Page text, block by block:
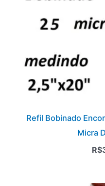
Refil Bobinado
Micra
R$